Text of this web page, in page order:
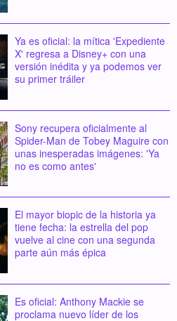
Ya es oficial: la mítica 'Expediente
X' regresa a Disney+ con una
versión inédita y ya podemos ver
su primer tráiler
Sony recupera oficialmente al
Spider-Man de Tobey Maguire con
unas inesperadas imágenes: 'Ya
no es como antes'
El mayor biopic de la historia ya
tiene fecha: la estrella del pop
vuelve al cine con una segunda
parte aún más épica
Es oficial: Anthony Mackie se
proclama nuevo líder de los